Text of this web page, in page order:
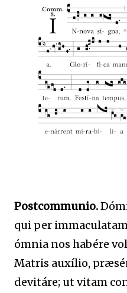
Postcommunio.
qui per
ómnia nos habére
Matris auxílio,
devitáre; ut vitam